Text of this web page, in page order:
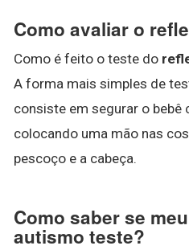
Como avaliar o
Como é feito o teste do
A forma mais simples de
consiste em segurar o bebê
colocando uma mão nas
pescoço e a cabeça.
Como saber se
autismo teste?